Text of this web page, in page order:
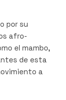
por su
afro-
el mambo,
de esta
a